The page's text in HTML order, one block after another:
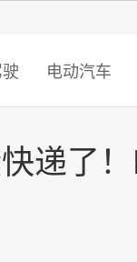
电动汽车
递了